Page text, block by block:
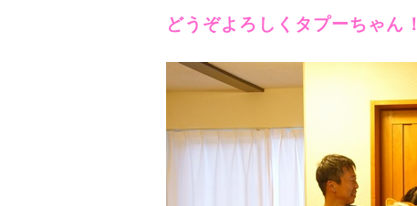
どうぞよろしくタプーちゃん！